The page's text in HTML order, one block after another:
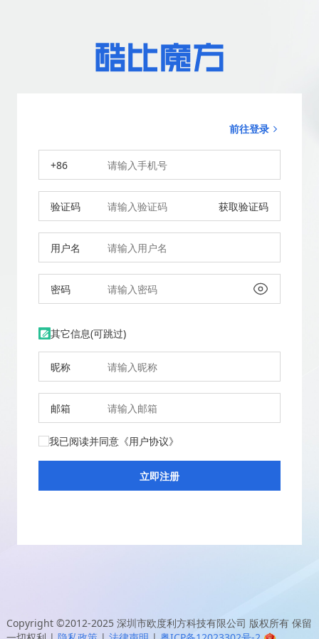
前往登录
+86
验证码 获取验证码
用户名
密码
其它信息(可跳过)
昵称
邮箱
我已阅读并同意 《用户协议》
Copyright ©2012-2025 深圳市欧度利方科技有限公司 版权所有 保留